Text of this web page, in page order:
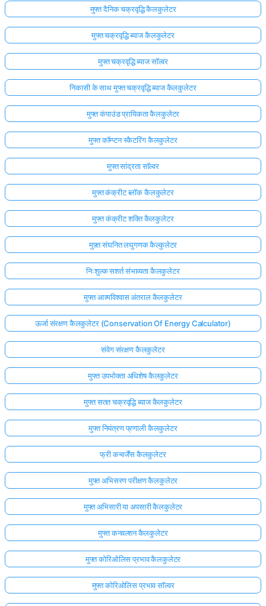
मुफ्त दैनिक चक्रवृद्धि कैलकुलेटर
मुफ्त चक्रवृद्धि ब्याज कैलकुलेटर
मुफ्त चक्रवृद्धि ब्याज सॉल्वर
निकासी के साथ मुफ्त चक्रवृद्धि ब्याज कैलकुलेटर
मुफ्त कंपाउंड प्रायिकता कैलकुलेटर
मुफ्त कॉम्प्टन स्कैटरिंग कैलकुलेटर
मुफ्त सांद्रता सॉल्वर
मुफ्त कंक्रीट ब्लॉक कैलकुलेटर
मुफ्त कंक्रीट शक्ति कैलकुलेटर
मुफ़्त संघनित लघुगणक कैल्कुलेटर
निःशुल्क सशर्त संभाव्यता कैलकुलेटर
मुफ्त आत्मविश्वास अंतराल कैलकुलेटर
ऊर्जा संरक्षण कैलकुलेटर (Conservation Of Energy Calculator)
संवेग संरक्षण कैलकुलेटर
मुफ्त उपभोक्ता अधिशेष कैलकुलेटर
मुफ्त सतत चक्रवृद्धि ब्याज कैलकुलेटर
मुफ्त नियंत्रण प्रणाली कैलकुलेटर
फ्री कन्वर्जेंस कैलकुलेटर
मुफ्त अभिसरण परीक्षण कैलकुलेटर
मुफ्त अभिसारी या अपसारी कैलकुलेटर
मुफ्त कनवल्शन कैलकुलेटर
मुफ्त कोरिओलिस प्रभाव कैलकुलेटर
मुफ्त कोरिओलिस प्रभाव सॉल्वर